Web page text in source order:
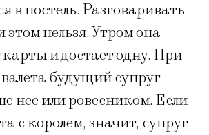
в постель. Разговаривать
этом нельзя. Утром она
карты и достает одну. При
будущий супруг
нее или ровесником. Если
с королем, значит, супруг